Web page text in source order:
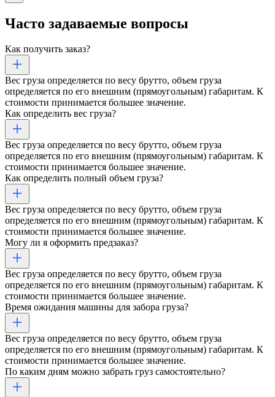
Часто задаваемые вопросы
Как получить заказ?
Вес груза определяется по весу брутто, объем груза
определяется по его внешним (прямоугольным) габаритам. К
стоимости принимается большее значение.
Как определить вес груза?
Вес груза определяется по весу брутто, объем груза
определяется по его внешним (прямоугольным) габаритам. К
стоимости принимается большее значение.
Как определить полный объем груза?
Вес груза определяется по весу брутто, объем груза
определяется по его внешним (прямоугольным) габаритам. К
стоимости принимается большее значение.
Могу ли я оформить предзаказ?
Вес груза определяется по весу брутто, объем груза
определяется по его внешним (прямоугольным) габаритам. К
стоимости принимается большее значение.
Время ожидания машины для забора груза?
Вес груза определяется по весу брутто, объем груза
определяется по его внешним (прямоугольным) габаритам. К
стоимости принимается большее значение.
По каким дням можно забрать груз самостоятельно?